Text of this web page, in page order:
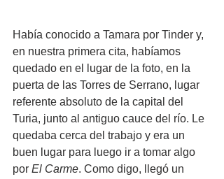
Había conocido a Tamara por Tinder y,
en nuestra primera cita, habíamos
quedado en el lugar de la foto, en la
puerta de las Torres de Serrano, lugar
referente absoluto de la capital del
Turia, junto al antiguo cauce del río. Le
quedaba cerca del trabajo y era un
buen lugar para luego ir a tomar algo
por El Carme. Como digo, llegó un